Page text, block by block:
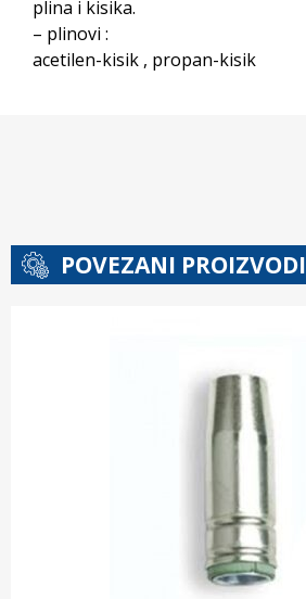
plina i kisika.
– plinovi :
acetilen-kisik , propan-kisik
POVEZANI PROIZVODI